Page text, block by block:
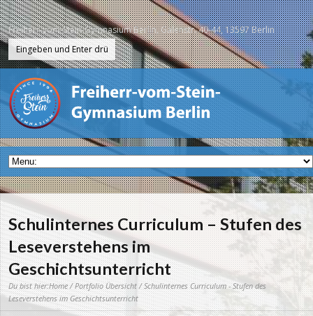
Freiherr-vom-Stein-Gymnasium Berlin, Galenstr. 40-44, 13597 Berlin
Schulinternes Curriculum – Stufen des
Leseverstehens im
Geschichtsunterricht
Du bist hier:Home/Portfolio Übersicht/ Schulinternes Curriculum - Stufen des
Leseverstehens im Geschichtsunterricht